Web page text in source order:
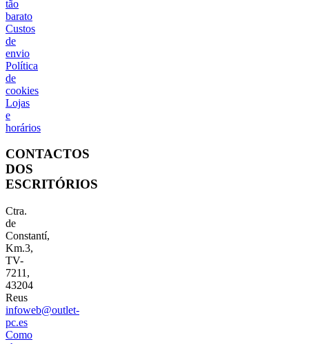
tão
barato
Custos
de
envio
Política
de
cookies
Lojas
e
horários
CONTACTOS
DOS
ESCRITÓRIOS
Ctra.
de
Constantí,
Km.3,
TV-
7211,
43204
Reus
infoweb@outlet-
pc.es
Como